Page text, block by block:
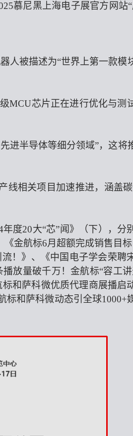
慕尼黑上海电子展官方网站
人被描述为“世界上第一款模
MCU芯片正在进行优化与测
进半导体等细分领域”，这将
线相关项目加速推进，涵盖
度20大“芯”闻》（下），分
金航标6月超额完成销售目
！》、《中国电子学会荣聘
放量破千万！金航标“容工
和萨科微优质代理商展播启
标和萨科微动态引全球1000+